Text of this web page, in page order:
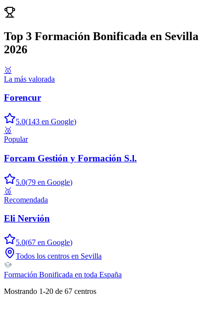
Top 3 Formación Bonificada en Sevilla
2026
🥇
La más valorada
Forencur
5.0(143 en Google)
🥈
Popular
Forcam Gestión y Formación S.l.
5.0(79 en Google)
🥉
Recomendada
Eli Nervión
5.0(67 en Google)
Todos los centros en Sevilla
Formación Bonificada en toda España
Mostrando 1-20 de 67 centros